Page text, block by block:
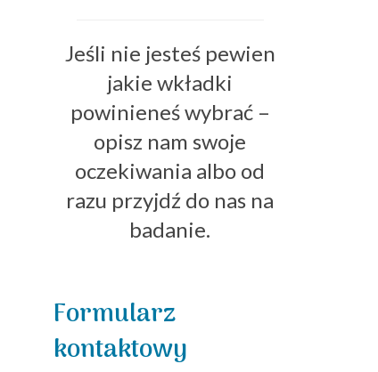
Jeśli nie jesteś pewien
jakie wkładki
powinieneś wybrać –
opisz nam swoje
oczekiwania albo od
razu przyjdź do nas na
badanie.
Formularz
kontaktowy